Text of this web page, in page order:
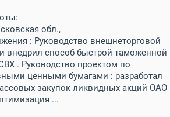
обл.,
: Руководство внешнеторговой
внедрил способ быстрой таможенной
. Руководство проектом по
ценными бумагами : разработал
закупок ликвидных акций ОАО
...